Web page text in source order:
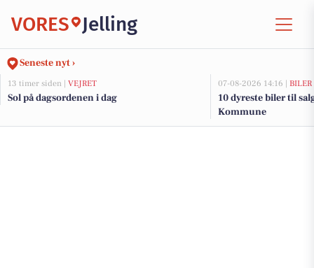
VORES Jelling
Seneste nyt ›
13 timer siden | VEJRET
Sol på dagsordenen i dag
07-08-2026 14:16 | BILER
10 dyreste biler til
Kommune